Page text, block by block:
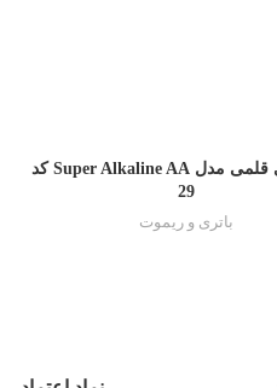
دوو باتری قلمی مدل Super Alkaline AA کد
29
باتری و ریموت